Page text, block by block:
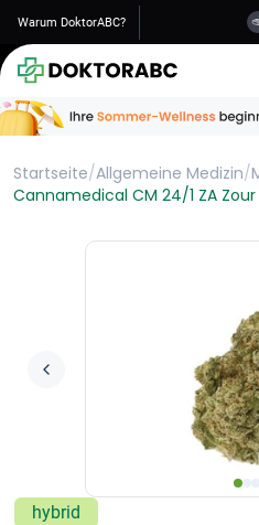
Warum DoktorABC?
Startseite/Allgemeine Medizin/
Cannamedical CM 24/1 ZA Zour
hybrid